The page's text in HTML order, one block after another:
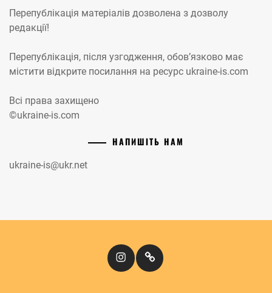
Перепублікація матеріалів дозволена з дозволу
редакції!
Перепублікація, після узгодження, обов’язково має
містити відкрите посилання на ресурс ukraine-is.com
Всі права захищено
©ukraine-is.com
НАПИШІТЬ НАМ
ukraine-is@ukr.net
InstagramКіномандри